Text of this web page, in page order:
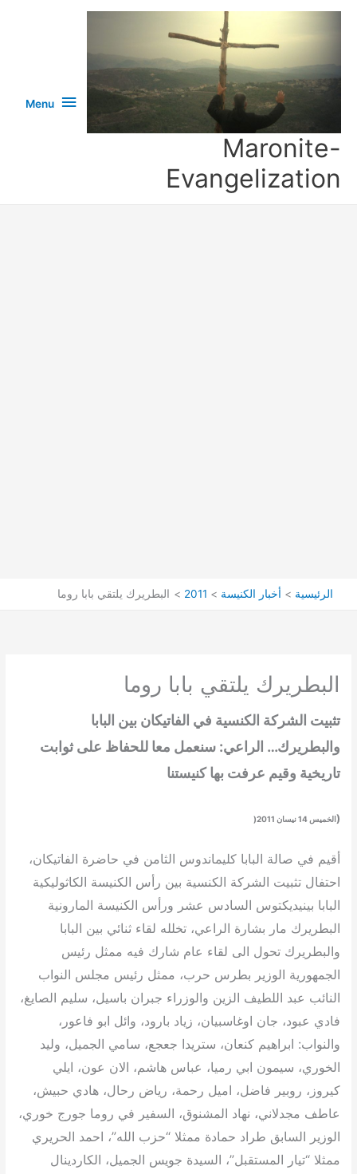
تخطي
Maronite-
Evangelization
Menu
Menu
الرئيسية أخبار الكنيسة 2011 البطريرك يلتقي بابا روما
البطريرك يلتقي بابا روما
تثبيت الشركة الكنسية في الفاتيكان بين البابا
والبطريرك… الراعي: سنعمل معا للحفاظ على ثوابت
تاريخية وقيم عرفت بها كنيستنا
( الخميس 14 نيسان 2011(
أقيم في صالة البابا كليماندوس الثامن في حاضرة الفاتيكان،
احتفال تثبيت الشركة الكنسية بين رأس الكنيسة الكاثوليكية
البابا بينيديكتوس السادس عشر ورأس الكنيسة المارونية
البطريرك مار بشارة الراعي، تخلله لقاء ثنائي بين البابا
والبطريرك تحول الى لقاء عام شارك فيه ممثل رئيس
الجمهورية الوزير بطرس حرب، ممثل رئيس مجلس النواب
النائب عبد اللطيف الزين والوزراء جبران باسيل، سليم الصايغ،
فادي عبود، جان اوغاسبيان، زياد بارود، وائل ابو فاعور،
والنواب: ابراهيم كنعان، ستريدا جعجع، سامي الجميل، وليد
الخوري، سيمون ابي رميا، عباس هاشم، الان عون، ايلي
كيروز، روبير فاضل، اميل رحمة، رياض رحال، هادي حبيش،
عاطف مجدلاني، نهاد المشنوق، السفير في روما جورج خوري،
الوزير السابق طراد حمادة ممثلا “حزب الله”، احمد الحريري
ممثلا “تيار المستقبل”، السيدة جويس الجميل، الكاردينال